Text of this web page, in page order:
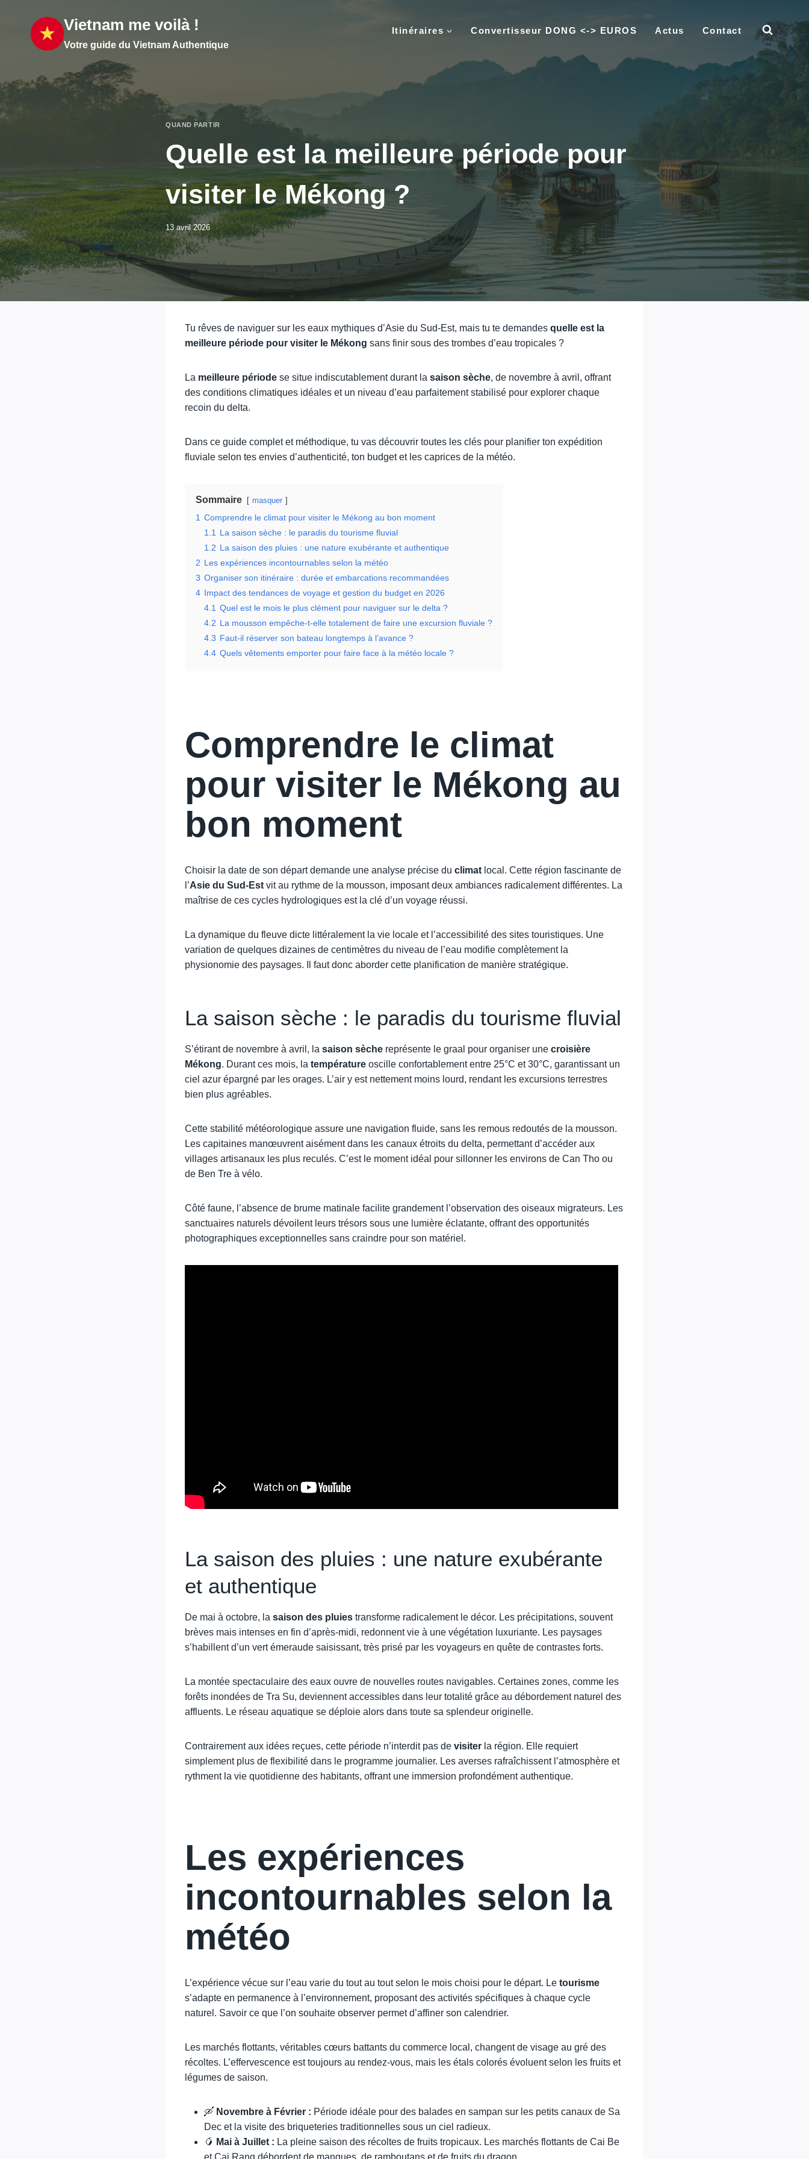
contenu
Vietnam me voilà !
Votre guide du Vietnam Authentique
Itinéraires Convertisseur DONG <-> EUROS Actus Contact
QUAND PARTIR
Quelle est la meilleure période pour
visiter le Mékong ?
13 avril 2026
Tu rêves de naviguer sur les eaux mythiques d’Asie du Sud-Est, mais tu te demandes quelle est la
meilleure période pour visiter le Mékong sans finir sous des trombes d’eau tropicales ?
La meilleure période se situe indiscutablement durant la saison sèche, de novembre à avril, offrant
des conditions climatiques idéales et un niveau d’eau parfaitement stabilisé pour explorer chaque
recoin du delta.
Dans ce guide complet et méthodique, tu vas découvrir toutes les clés pour planifier ton expédition
fluviale selon tes envies d’authenticité, ton budget et les caprices de la météo.
Sommaire masquer
1 Comprendre le climat pour visiter le Mékong au bon moment
1.1
La saison sèche : le paradis du tourisme fluvial
1.2 La saison des pluies : une nature exubérante et authentique
2 Les expériences incontournables selon la météo
3 Organiser son itinéraire : durée et embarcations recommandées
4 Impact des tendances de voyage et gestion du budget en 2026
4.1 Quel est le mois le plus clément pour naviguer sur le delta ?
4.2 La mousson empêche-t-elle totalement de faire une excursion fluviale ?
4.3 Faut-il réserver son bateau longtemps à l’avance ?
4.4 Quels vêtements emporter pour faire face à la météo locale ?
Comprendre le climat
pour visiter le Mékong au
bon moment
Choisir la date de son départ demande une analyse précise du climat local. Cette région fascinante de
l’Asie du Sud-Est vit au rythme de la mousson, imposant deux ambiances radicalement différentes. La
maîtrise de ces cycles hydrologiques est la clé d’un voyage réussi.
La dynamique du fleuve dicte littéralement la vie locale et l’accessibilité des sites touristiques. Une
variation de quelques dizaines de centimètres du niveau de l’eau modifie complètement la
physionomie des paysages. Il faut donc aborder cette planification de manière stratégique.
La saison sèche : le paradis du tourisme fluvial
S’étirant de novembre à avril, la saison sèche représente le graal pour organiser une croisière
Mékong. Durant ces mois, la température oscille confortablement entre 25°C et 30°C, garantissant un
ciel azur épargné par les orages. L’air y est nettement moins lourd, rendant les excursions terrestres
bien plus agréables.
Cette stabilité météorologique assure une navigation fluide, sans les remous redoutés de la mousson.
Les capitaines manœuvrent aisément dans les canaux étroits du delta, permettant d’accéder aux
villages artisanaux les plus reculés. C’est le moment idéal pour sillonner les environs de Can Tho ou
de Ben Tre à vélo.
Côté faune, l’absence de brume matinale facilite grandement l’observation des oiseaux migrateurs. Les
sanctuaires naturels dévoilent leurs trésors sous une lumière éclatante, offrant des opportunités
photographiques exceptionnelles sans craindre pour son matériel.
La saison des pluies : une nature exubérante
et authentique
De mai à octobre, la saison des pluies transforme radicalement le décor. Les précipitations, souvent
brèves mais intenses en fin d’après-midi, redonnent vie à une végétation luxuriante. Les paysages
s’habillent d’un vert émeraude saisissant, très prisé par les voyageurs en quête de contrastes forts.
La montée spectaculaire des eaux ouvre de nouvelles routes navigables. Certaines zones, comme les
forêts inondées de Tra Su, deviennent accessibles dans leur totalité grâce au débordement naturel des
affluents. Le réseau aquatique se déploie alors dans toute sa splendeur originelle.
Contrairement aux idées reçues, cette période n’interdit pas de visiter la région. Elle requiert
simplement plus de flexibilité dans le programme journalier. Les averses rafraîchissent l’atmosphère et
rythment la vie quotidienne des habitants, offrant une immersion profondément authentique.
Les expériences
incontournables selon la
météo
L’expérience vécue sur l’eau varie du tout au tout selon le mois choisi pour le départ. Le tourisme
s’adapte en permanence à l’environnement, proposant des activités spécifiques à chaque cycle
naturel. Savoir ce que l’on souhaite observer permet d’affiner son calendrier.
Les marchés flottants, véritables cœurs battants du commerce local, changent de visage au gré des
récoltes. L’effervescence est toujours au rendez-vous, mais les étals colorés évoluent selon les fruits et
légumes de saison.
🛶 Novembre à Février : Période idéale pour des balades en sampan sur les petits canaux de Sa
Dec et la visite des briqueteries traditionnelles sous un ciel radieux.
🥭 Mai à Juillet : La pleine saison des récoltes de fruits tropicaux. Les marchés flottants de Cai Be
et Cai Rang débordent de mangues, de ramboutans et de fruits du dragon.